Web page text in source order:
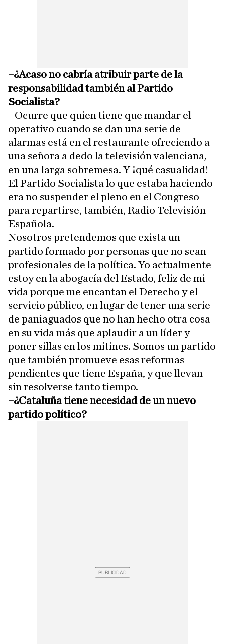
–¿Acaso no cabría atribuir parte de la
responsabilidad también al Partido
Socialista?
–Ocurre que quien tiene que mandar el
operativo cuando se dan una serie de
alarmas está en el restaurante ofreciendo a
una señora a dedo la televisión valenciana,
en una larga sobremesa. Y ¡qué casualidad!
El Partido Socialista lo que estaba haciendo
era no suspender el pleno en el Congreso
para repartirse, también, Radio Televisión
Española.
Nosotros pretendemos que exista un
partido formado por personas que no sean
profesionales de la política. Yo actualmente
estoy en la abogacía del Estado, feliz de mi
vida porque me encantan el Derecho y el
servicio público, en lugar de tener una serie
de paniaguados que no han hecho otra cosa
en su vida más que aplaudir a un líder y
poner sillas en los mítines. Somos un partido
que también promueve esas reformas
pendientes que tiene España, y que llevan
sin resolverse tanto tiempo.
–¿Cataluña tiene necesidad de un nuevo
partido político?